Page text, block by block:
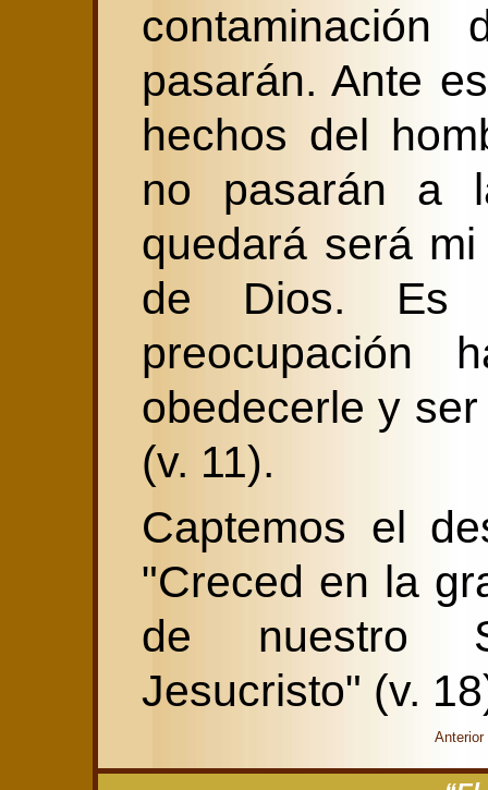
contaminación
pasarán. Ante
hechos del
no pasarán a
quedará será
de Dios. Es
preocupación
obedecerle y
(v. 11).
Captemos el
"Creced en la
de nuestro
Jesucristo" (v.
Anterior